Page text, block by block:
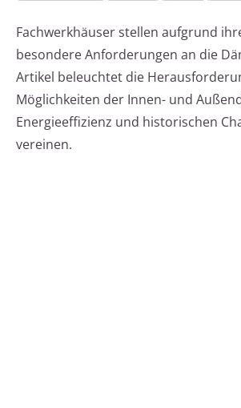
Fachwerkhäuser stellen aufgrund
besondere Anforderungen an die
Artikel beleuchtet die
Möglichkeiten der Innen- und
Energieeffizienz und historischen
vereinen.